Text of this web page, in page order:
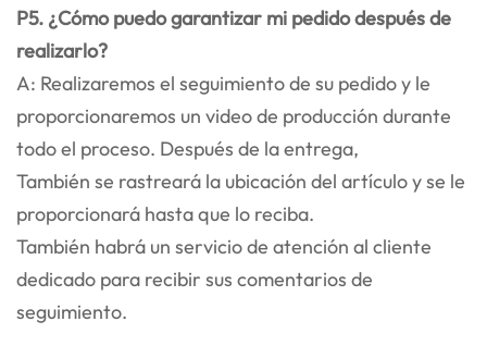
P5. ¿Cómo puedo garantizar mi pedido después de
realizarlo?
A: Realizaremos el seguimiento de su pedido y le
proporcionaremos un video de producción durante
todo el proceso. Después de la entrega,
También se rastreará la ubicación del artículo y se le
proporcionará hasta que lo reciba.
También habrá un servicio de atención al cliente
dedicado para recibir sus comentarios de
seguimiento.